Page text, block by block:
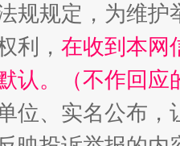
规规定，为维
利， 在收到本网
认。（不作回应
位、实名公布